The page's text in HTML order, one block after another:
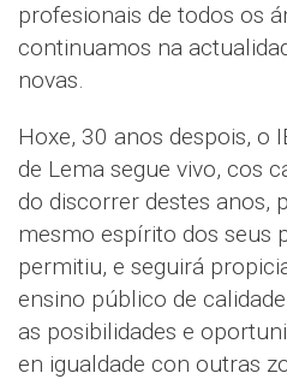
profesionais de todos os
continuamos na
novas.
Hoxe, 30 anos despois, o
de Lema segue vivo, cos
do discorrer destes anos,
mesmo espírito dos seus
permitiu, e seguirá
ensino público de
as posibilidades e
en igualdade con outras